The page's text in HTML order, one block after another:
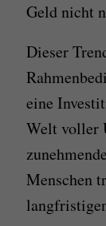
Geld nicht
Dieser
eine
Welt voller
Menschen